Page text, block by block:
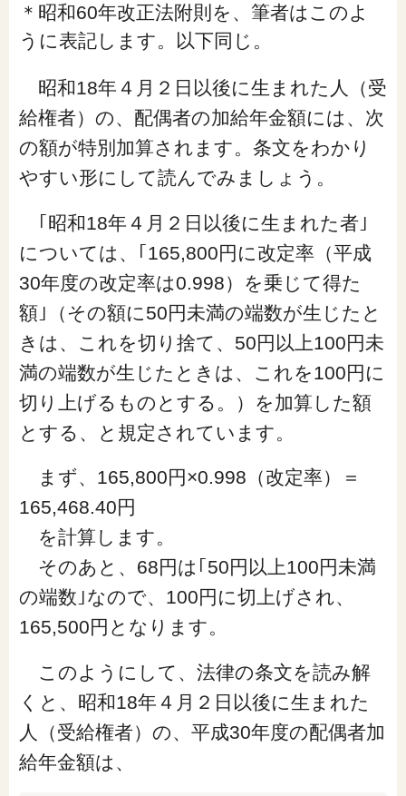
＊昭和60年改正法附則を、筆者はこのよ
うに表記します。以下同じ。
昭和18年４月２日以後に生まれた人（受
給権者）の、配偶者の加給年金額には、次
の額が特別加算されます。条文をわかり
やすい形にして読んでみましょう。
｢昭和18年４月２日以後に生まれた者｣
については、｢165,800円に改定率（平成
30年度の改定率は0.998）を乗じて得た
額｣（その額に50円未満の端数が生じたと
きは、これを切り捨て、50円以上100円未
満の端数が生じたときは、これを100円に
切り上げるものとする。）を加算した額
とする、と規定されています。
まず、165,800円×0.998（改定率）＝
165,468.40円
を計算します。
そのあと、68円は｢50円以上100円未満
の端数｣なので、100円に切上げされ、
165,500円となります。
このようにして、法律の条文を読み解
くと、昭和18年４月２日以後に生まれた
人（受給権者）の、平成30年度の配偶者加
給年金額は、